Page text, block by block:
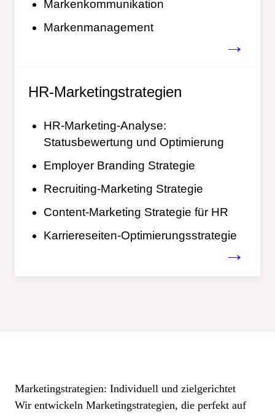
→
Markenkommunikation
Markenmanagement
HR-Marketingstrategien
→
HR-Marketing-Analyse:
Statusbewertung und Optimierung
Employer Branding Strategie
Recruiting-Marketing Strategie
Content-Marketing Strategie für HR
Karriereseiten-Optimierungsstrategie
Marketingstrategien: Individuell und zielgerichtet
Wir entwickeln Marketingstrategien, die perfekt auf